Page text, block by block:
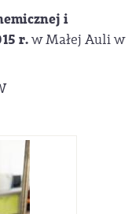
i
r.w Małej Auli w